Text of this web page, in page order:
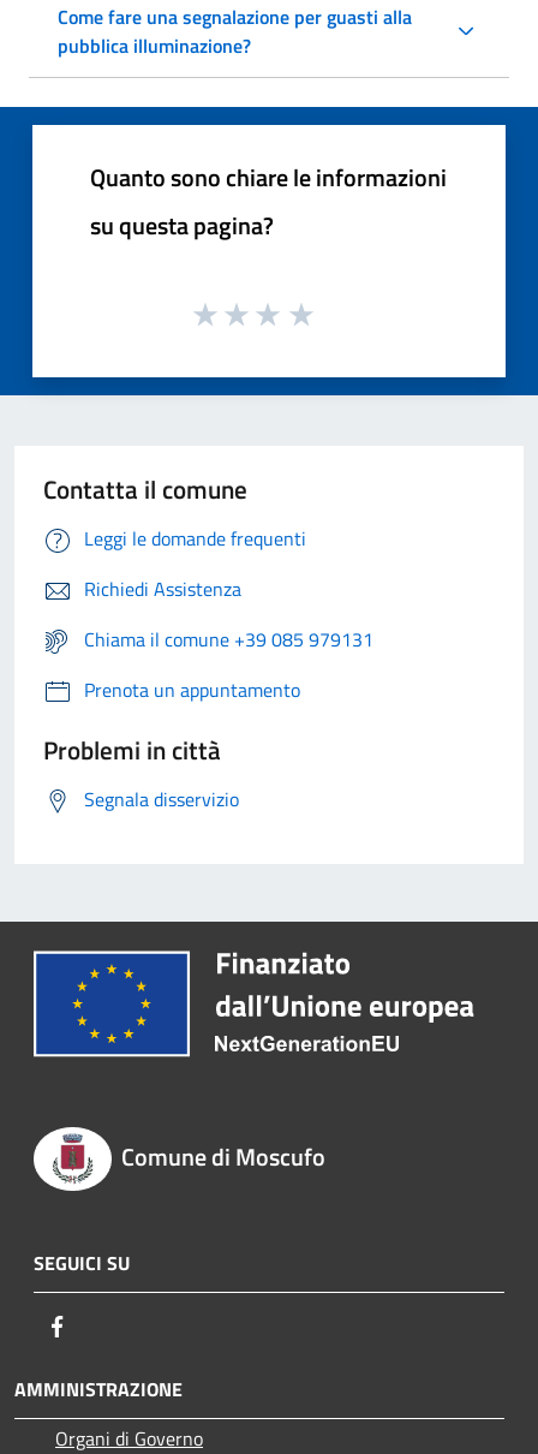
Come fare una segnalazione per guasti alla
pubblica illuminazione?
Quanto sono chiare le informazioni
su questa pagina?
Contatta il comune
Leggi le domande frequenti
Richiedi Assistenza
Chiama il comune +39 085 979131
Prenota un appuntamento
Problemi in città
Segnala disservizio
Comune di Moscufo
SEGUICI SU
AMMINISTRAZIONE
Organi di Governo